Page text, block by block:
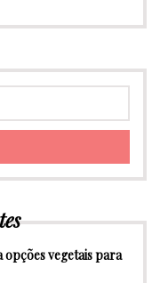
opções vegetais para